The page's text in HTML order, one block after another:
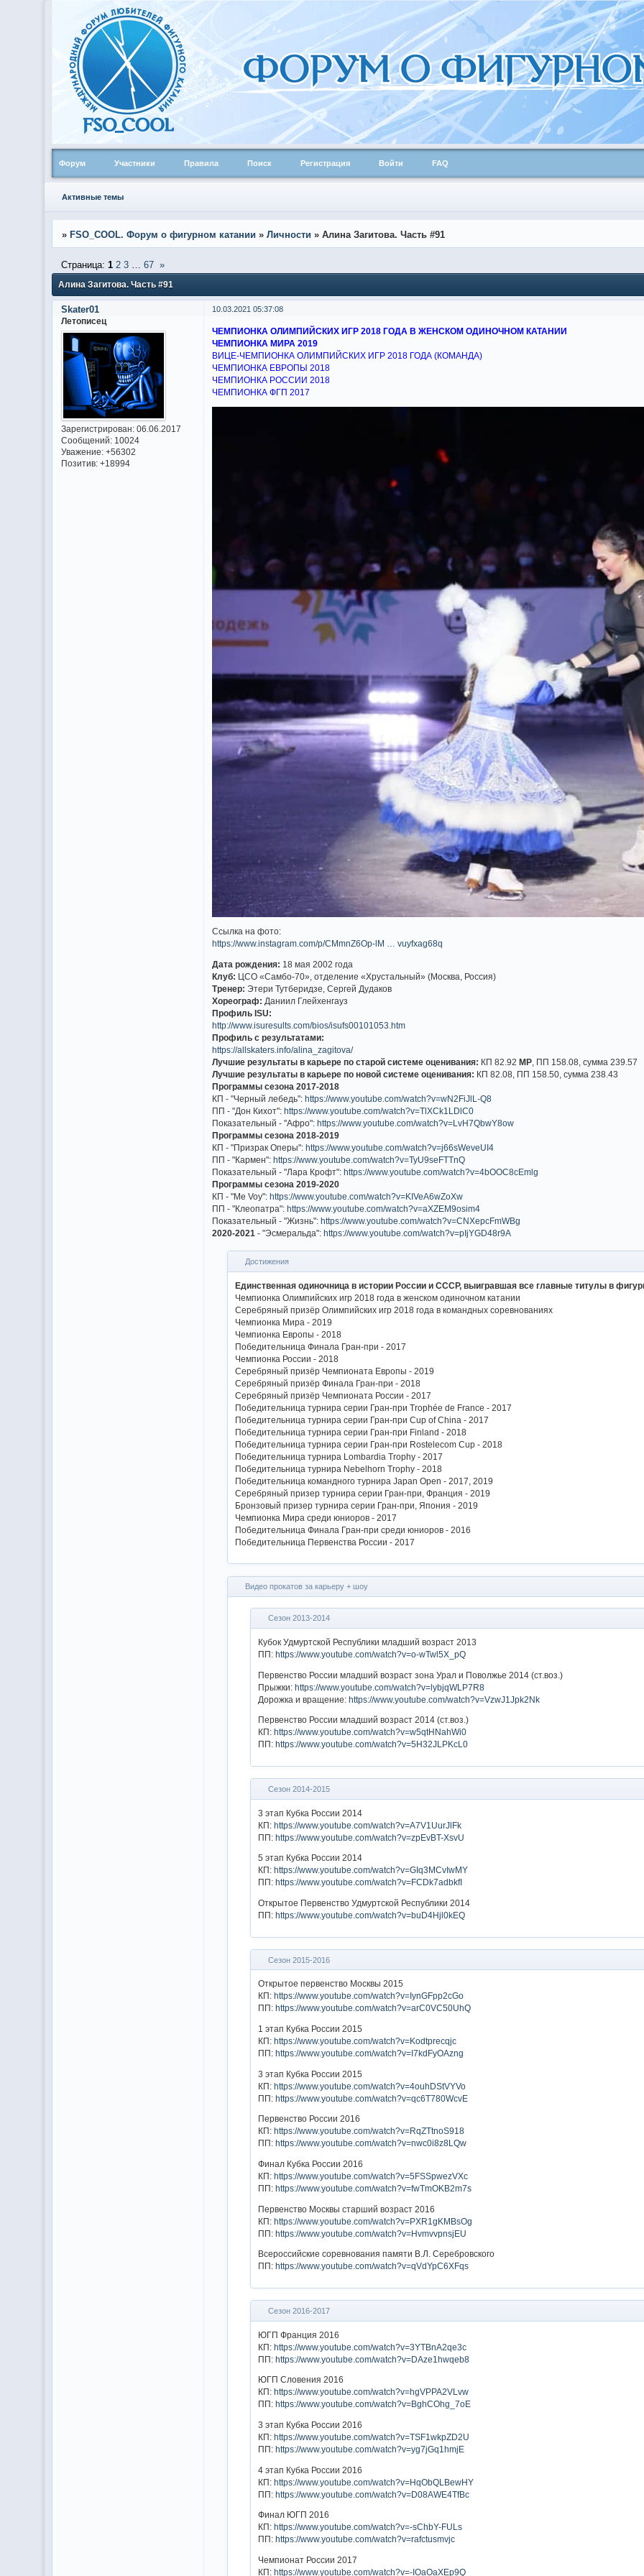
Форум Участники Правила Поиск Регистрация Войти FAQ
Активные темы
» FSO_COOL. Форум о фигурном катании » Личности » Алина Загитова. Часть #91
Алина Загитова. Часть #91
Страница: 1 2 3 67 »
10.03.2021 05:37:08
Skater01
Летописец
Зарегистрирован: 06.06.2017
Сообщений:10024
Уважение: +56302
Позитив: +18994
ЧЕМПИОНКА ОЛИМПИЙСКИХ ИГР 2018 ГОДА В ЖЕНСКОМ ОДИНОЧНОМ КАТАНИИ
ЧЕМПИОНКА МИРА 2019
ВИЦЕ-ЧЕМПИОНКА ОЛИМПИЙСКИХ ИГР 2018 ГОДА (КОМАНДА)
ЧЕМПИОНКА ЕВРОПЫ 2018
ЧЕМПИОНКА РОССИИ 2018
ЧЕМПИОНКА ФГП 2017
Ссылка на фото:
https://www.instagram.com/p/CMmnZ6Op-lM … vuyfxag68q
Дата рождения: 18 мая 2002 года
Клуб: ЦСО «Самбо-70», отделение «Хрустальный» (Москва, Россия)
Тренер: Этери Тутберидзе, Сергей Дудаков
Хореограф: Даниил Глейхенгауз
Профиль ISU:
http://www.isuresults.com/bios/isufs00101053.htm
Профиль с результатами:
https://allskaters.info/alina_zagitova/
Лучшие результаты в карьере по старой системе оценивания: КП 82.92МР , ПП 158.08, сумма 239.57
Лучшие результаты в карьере по новой системе оценивания: КП 82.08, ПП 158.50, сумма 238.43
Программы сезона 2017-2018
КП - "Черный лебедь":https://www.youtube.com/watch?v=wN2FiJlL-Q8
ПП - "Дон Кихот":https://www.youtube.com/watch?v=TlXCk1LDlC0
Показательный - "Афро":https://www.youtube.com/watch?v=LvH7QbwY8ow
Программы сезона 2018-2019
КП - "Призрак Оперы":https://www.youtube.com/watch?v=j66sWeveUI4
ПП - "Кармен":https://www.youtube.com/watch?v=TyU9seFTTnQ
Показательный - "Лара Крофт":https://www.youtube.com/watch?v=4bOOC8cEmlg
Программы сезона 2019-2020
КП - "Me Voy":https://www.youtube.com/watch?v=KIVeA6wZoXw
ПП - "Клеопатра":https://www.youtube.com/watch?v=aXZEM9osim4
Показательный - "Жизнь":https://www.youtube.com/watch?v=CNXepcFmWBg
2020-2021 - "Эсмеральда":https://www.youtube.com/watch?v=pIjYGD48r9A
Достижения
Единственная одиночница в истории России и СССР, выигравшая все главные титулы в
Чемпионка Олимпийских игр 2018 года в женском одиночном катании
Серебряный призёр Олимпийских игр 2018 года в командных соревнованиях
Чемпионка Мира - 2019
Чемпионка Европы - 2018
Победительница Финала Гран-при - 2017
Чемпионка России - 2018
Серебряный призёр Чемпионата Европы - 2019
Серебряный призёр Финала Гран-при - 2018
Серебряный призёр Чемпионата России - 2017
Победительница турнира серии Гран-при Trophée de France - 2017
Победительница турнира серии Гран-при Cup of China - 2017
Победительница турнира серии Гран-при Finland - 2018
Победительница турнира серии Гран-при Rostelecom Cup - 2018
Победительница турнира Lombardia Trophy - 2017
Победительница турнира Nebelhorn Trophy - 2018
Победительница командного турнира Japan Open - 2017, 2019
Серебряный призер турнира серии Гран-при, Франция - 2019
Бронзовый призер турнира серии Гран-при, Япония - 2019
Чемпионка Мира среди юниоров - 2017
Победительница Финала Гран-при среди юниоров - 2016
Победительница Первенства России - 2017
Видео прокатов за карьеру + шоу
Сезон 2013-2014
Кубок Удмуртской Республики младший возраст 2013
ПП:https://www.youtube.com/watch?v=o-wTwl5X_pQ
Первенство России младший возраст зона Урал и Поволжье 2014 (ст.воз.)
Прыжки:https://www.youtube.com/watch?v=lybjqWLP7R8
Дорожка и вращение:https://www.youtube.com/watch?v=VzwJ1Jpk2Nk
Первенство России младший возраст 2014 (ст.воз.)
КП: https://www.youtube.com/watch?v=w5qtHNahWi0
ПП: https://www.youtube.com/watch?v=5H32JLPKcL0
Сезон 2014-2015
3 этап Кубка России 2014
КП:https://www.youtube.com/watch?v=A7V1UurJlFk
ПП:https://www.youtube.com/watch?v=zpEvBT-XsvU
5 этап Кубка России 2014
КП: https://www.youtube.com/watch?v=GIq3MCvIwMY
ПП: https://www.youtube.com/watch?v=FCDk7adbkfI
Открытое Первенство Удмуртской Республики 2014
ПП:https://www.youtube.com/watch?v=buD4Hjl0kEQ
Сезон 2015-2016
Открытое первенство Москвы 2015
КП: https://www.youtube.com/watch?v=IynGFpp2cGo
ПП: https://www.youtube.com/watch?v=arC0VC50UhQ
1 этап Кубка России 2015
КП:https://www.youtube.com/watch?v=Kodtprecqjc
ПП:https://www.youtube.com/watch?v=I7kdFyOAzng
3 этап Кубка России 2015
КП:https://www.youtube.com/watch?v=4ouhDStVYVo
ПП:https://www.youtube.com/watch?v=qc6T780WcvE
Первенство России 2016
КП: https://www.youtube.com/watch?v=RqZTtnoS918
ПП: https://www.youtube.com/watch?v=nwc0i8z8LQw
Финал Кубка России 2016
КП:https://www.youtube.com/watch?v=5FSSpwezVXc
ПП:https://www.youtube.com/watch?v=fwTmOKB2m7s
Первенство Москвы старший возраст 2016
КП:https://www.youtube.com/watch?v=PXR1gKMBsOg
ПП:https://www.youtube.com/watch?v=HvmvvpnsjEU
Всероссийские соревнования памяти В.Л. Серебровского
ПП: https://www.youtube.com/watch?v=qVdYpC6XFqs
Сезон 2016-2017
ЮГП Франция 2016
КП:https://www.youtube.com/watch?v=3YTBnA2qe3c
ПП:https://www.youtube.com/watch?v=DAze1hwqeb8
ЮГП Словения 2016
КП: https://www.youtube.com/watch?v=hgVPPA2VLvw
ПП: https://www.youtube.com/watch?v=BghCOhg_7oE
3 этап Кубка России 2016
КП:https://www.youtube.com/watch?v=TSF1wkpZD2U
ПП:https://www.youtube.com/watch?v=yg7jGq1hmjE
4 этап Кубка России 2016
КП:https://www.youtube.com/watch?v=HqObQLBewHY
ПП:https://www.youtube.com/watch?v=D08AWE4TfBc
Финал ЮГП 2016
КП: https://www.youtube.com/watch?v=-sChbY-FULs
ПП: https://www.youtube.com/watch?v=rafctusmvjc
Чемпионат России 2017
КП:https://www.youtube.com/watch?v=-IOaOaXEp9Q